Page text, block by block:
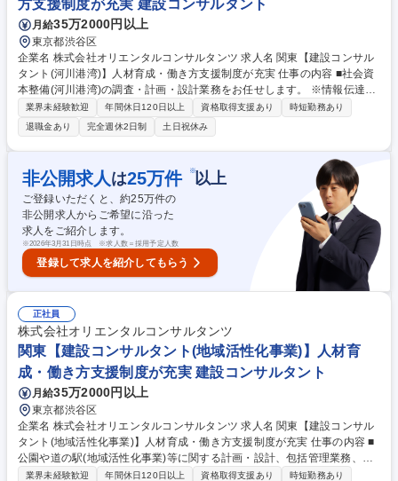
方支援制度が充実 建設コンサルタント
月給35万2000円以上
東京都渋谷区
企業名 株式会社オリエンタルコンサルタンツ 求人名 関東【建設コンサル
タント(河川港湾)】人材育成・働き方支援制度が充実 仕事の内容 ■社会資
本整備(河川港湾)の調査・計画・設計業務をお任せします。 ※情報伝達シ
ステムも駆使した総合的な提案が可能。技術力は新規開発・拡張計画、運
営、維持管理等、幅広く提供する程の評価を獲得 ・新規港湾開発計画か
ら、大規模港湾の拡張計画、運営/維持管理までのあらゆる分野に技術を提
供。提供先も商港、漁港、旅客港など、多岐にわたっています。また、津
波などの自然災害から、国/地域を守る為の海岸保全にも取り組んでいま
す。 ◎大磯港の付帯施設として、バリアフリーの防災船着き場を設計。モ
ルティブヘ海岸護岸を建設し、大津波被害の回避に貢献しました。 募集職
種 関東【建設コンサルタント(河川港湾)】人材育成・働き方支援制度が充
実
業界未経験歓迎 年間休日120日以上 資格取得支援あり
時短勤務あり
退職金あり
完全週休2日制 土日祝休み
非公開求人 は25万件 ※以上
ご登録いただくと、約25万件の
非公開求人からご希望に沿った
求人をご紹介します。
※2026年3月31日時点 ※求人数＝採用予定人数
登録して求人を紹介してもらう
正社員
株式会社オリエンタルコンサルタンツ
関東【建設コンサルタント(地域活性化事業)】人材育
成・働き方支援制度が充実 建設コンサルタント
月給35万2000円以上
東京都渋谷区
企業名 株式会社オリエンタルコンサルタンツ 求人名 関東【建設コンサル
タント(地域活性化事業)】人材育成・働き方支援制度が充実 仕事の内容 ■
公園や道の駅(地域活性化事業)等に関する計画・設計、包括管理業務、第6
次化施策提案等をお任せします。※情報伝達システムも駆使した総合的な
業界未経験歓迎 年間休日120日以上 資格取得支援あり
時短勤務あり